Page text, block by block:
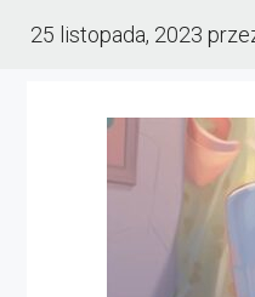
25 listopada, 2023